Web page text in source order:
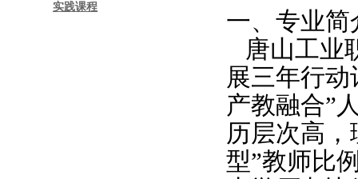
实践课程
一、专业简
唐山工业
展三年行
产教融合”
历层次高
型”教师比